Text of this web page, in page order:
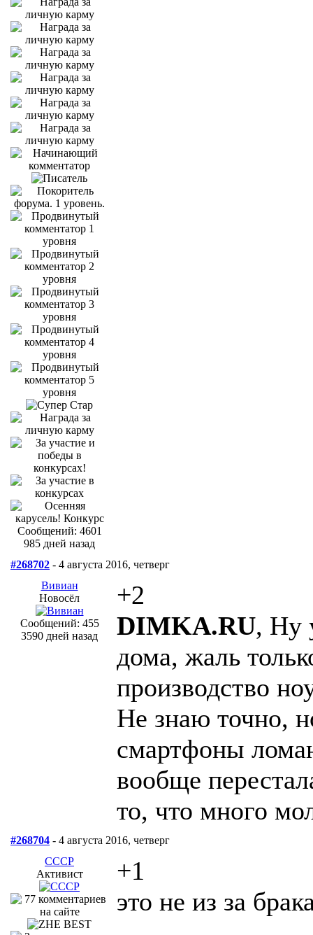
Сообщений: 4601
985 дней назад
#268702 - 4 августа 2016, четверг
Вивиан
Новосёл
Сообщений: 455
3590 дней назад
+2
DIMKA.RU, Ну
дома, жаль
производство
Не знаю точно,
смартфоны
вообще
то, что много
#268704 - 4 августа 2016, четверг
СССР
Активист
+1
это не из за